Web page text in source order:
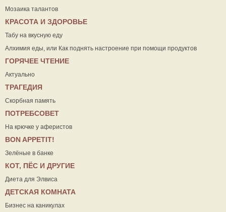
Мозаика талантов
КРАСОТА И ЗДОРОВЬЕ
Табу на вкусную еду
Алхимия еды, или Как поднять настроение при помощи продуктов
ГОРЯЧЕЕ ЧТЕНИЕ
Актуально
ТРАГЕДИЯ
Скорбная память
ПОТРЕБСОВЕТ
На крючке у аферистов
ВON APPETIT!
Зелёные в банке
КОТ, ПЁС И ДРУГИЕ
Диета для Элвиса
ДЕТСКАЯ КОМНАТА
Бизнес на каникулах